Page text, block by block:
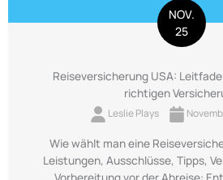
NOV.
25
Reiseversicherung USA:
richtigen
Leslie Plays
Wie wählt man eine
Leistungen, Ausschlüsse, Tipps,